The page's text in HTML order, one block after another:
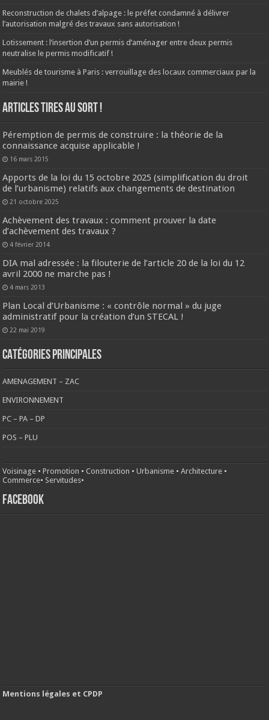
Reconstruction de chalets d’alpage : le préfet condamné à délivrer
l’autorisation malgré des travaux sans autorisation !
Lotissement : l’insertion d’un permis d’aménager entre deux permis
neutralise le permis modificatif !
Meublés de tourisme à Paris : verrouillage des locaux commerciaux par la
mairie !
ARTICLES TIRES AU SORT !
Péremption de permis de construire : la théorie de la
connaissance acquise applicable !
16 mars 2015
Apports de la loi du 15 octobre 2025 (simplification du droit
de l’urbanisme) relatifs aux changements de destination
21 octobre 2025
Achèvement des travaux : comment prouver la date
d’achèvement des travaux ?
4 février 2014
DIA mal adressée : la filouterie de l’article 20 de la loi du 12
avril 2000 ne marche pas !
4 mars 2013
Plan Local d’Urbanisme : « contrôle normal » du juge
administratif pour la création d’un STECAL !
22 mai 2019
CATÉGORIES PRINCIPALES
AMENAGEMENT – ZAC
ENVIRONNEMENT
PC – PA – DP
POS – PLU
Voisinage •Promotion •Construction •Urbanisme •Architecture •
Commerce• Servitudes•
FACEBOOK
Mentions légales et CPDP